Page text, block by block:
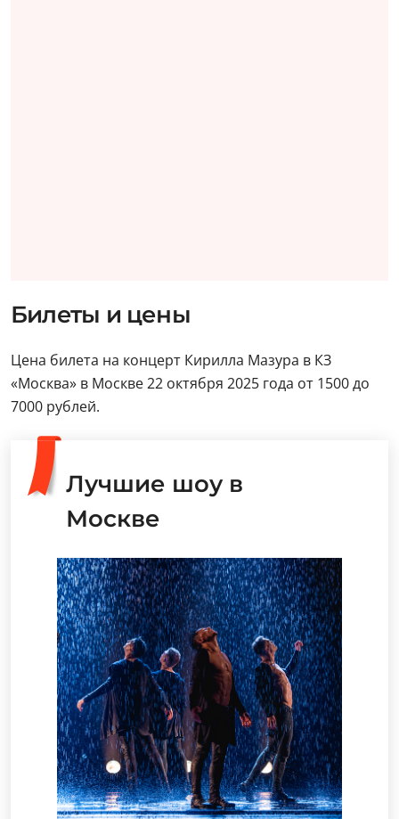
Билеты и цены
Цена билета на концерт Кирилла Мазура в КЗ
«Москва» в Москве 22 октября 2025 года от 1500 до
7000 рублей.
Лучшие шоу в
Москве